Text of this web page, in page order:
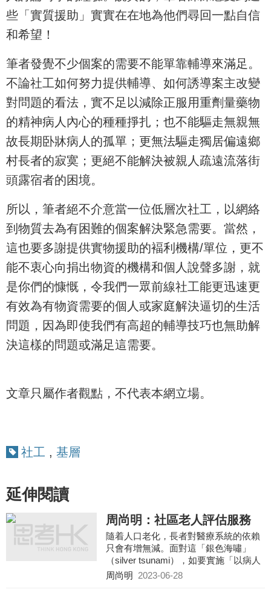
些「實質援助」實實在在地為他們尋回一點自信
和希望！
筆者發覺不少個案的需要不能單靠輔導來滿足。
不論社工如何努力提供輔導、如何誘導案主改變
對問題的看法，實不足以減除正服用重劑量藥物
的精神病人內心的種種掙扎；也不能驅走無親無
故長期卧牀病人的孤單；更無法驅走獨居偏遠鄉
村長者的寂寞；更絕不能解決被親人疏遠流落街
頭露宿者的困境。
所以，筆者絕不介意當一位低層次社工，以網絡
到物質去為有困難的個案解決緊急需要。當然，
這也要多謝提供實物援助的褔利機構/單位，更不
能不衷心向捐出物資的機構和個人說聲多謝，就
是你們的慷慨，令我們一眾前線社工能更迅速更
有效為有物資需要的個人或家庭解決逼切的生活
問題，因為即使我們有高超的輔導技巧也無助解
決這樣的問題或滿足這需要。
文章只屬作者觀點，不代表本網立場。
社工 , 基層
延伸閱讀
周尚明：社區老人評估服務
隨着人口老化，長者對醫療系統的依賴
只會有增無減。面對這「銀色海嘯」
（silver tsunami），如要實施「以病人
為中心」的可持續醫療服務，「社區老
周尚明 2023-06-28